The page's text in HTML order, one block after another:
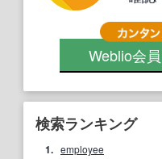
Weblio会員
検索ランキング
1. employee